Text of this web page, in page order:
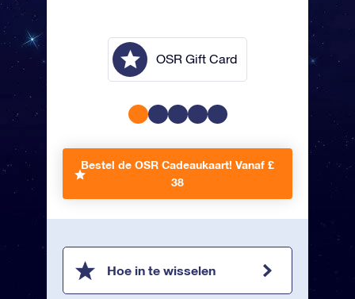
OSR Gift Card
Bestel de OSR Cadeaukaart! Vanaf £
38
Hoe in te wisselen